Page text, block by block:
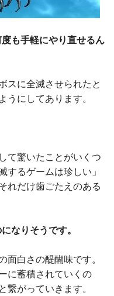
も手軽にやり直せるん
スに全滅させられたと
にしてあります。
て驚いたことがいくつ
するゲームは珍しい」
れだけ歯ごたえのある
なりそうです。
白さの醍醐味です。
に蓄積されていくの
がっていきます。